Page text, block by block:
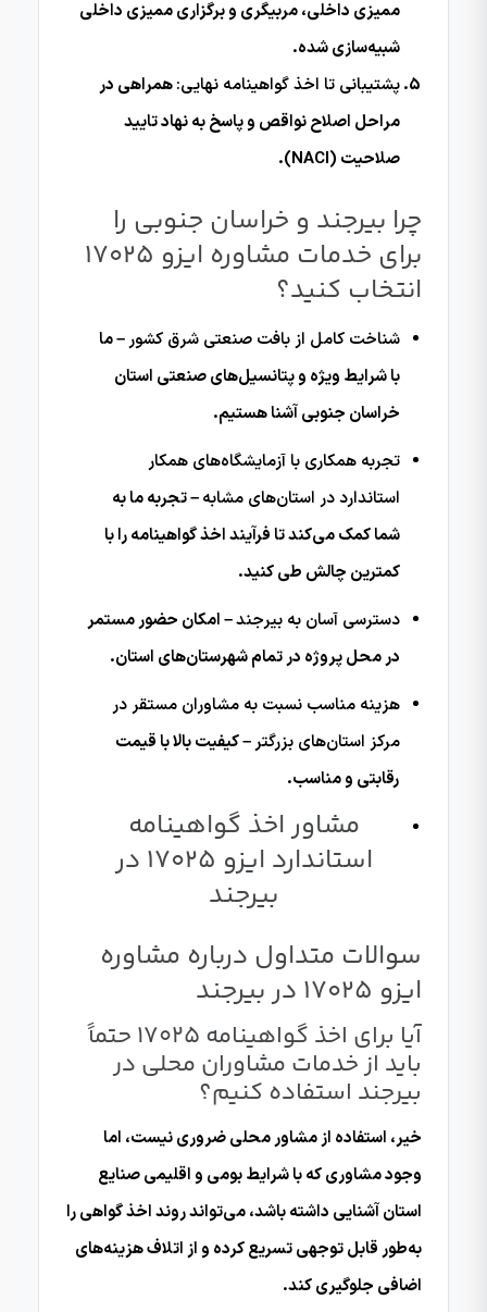
ممیزی داخلی، مربیگری و برگزاری ممیزی داخلی
شبیه‌سازی شده.
پشتیبانی تا اخذ گواهینامه نهایی:همراهی در
مراحل اصلاح نواقص و پاسخ به نهاد تایید
صلاحیت (NACI).
چرا بیرجند و خراسان جنوبی را
برای خدمات مشاوره ایزو 17025
انتخاب کنید؟
شناخت کامل از بافت صنعتی شرق کشور – ما
با شرایط ویژه و پتانسیل‌های صنعتی استان
خراسان جنوبی آشنا هستیم.
تجربه همکاری با آزمایشگاه‌های همکار
استاندارد در استان‌های مشابه– تجربه ما به
شما کمک می‌کند تا فرآیند اخذ گواهینامه را با
کمترین چالش طی کنید.
دسترسی آسان به بیرجند– امکان حضور مستمر
در محل پروژه در تمام شهرستان‌های استان.
هزینه مناسب نسبت به مشاوران مستقر در
مرکز استان‌های بزرگتر – کیفیت بالا با قیمت
رقابتی و مناسب.
مشاور اخذ گواهینامه
استاندارد ایزو 17025 در
بیرجند
سوالات متداول درباره مشاوره
ایزو 17025 در بیرجند
آیا برای اخذ گواهینامه ۱۷۰۲۵ حتماً
باید از خدمات مشاوران محلی در
بیرجند استفاده کنیم؟
خیر، استفاده از مشاور محلی ضروری نیست، اما
وجود مشاوری که با شرایط بومی و اقلیمی صنایع
استان آشنایی داشته باشد، می‌تواند روند اخذ گواهی را
به‌طور قابل توجهی تسریع کرده و از اتلاف هزینه‌های
اضافی جلوگیری کند.